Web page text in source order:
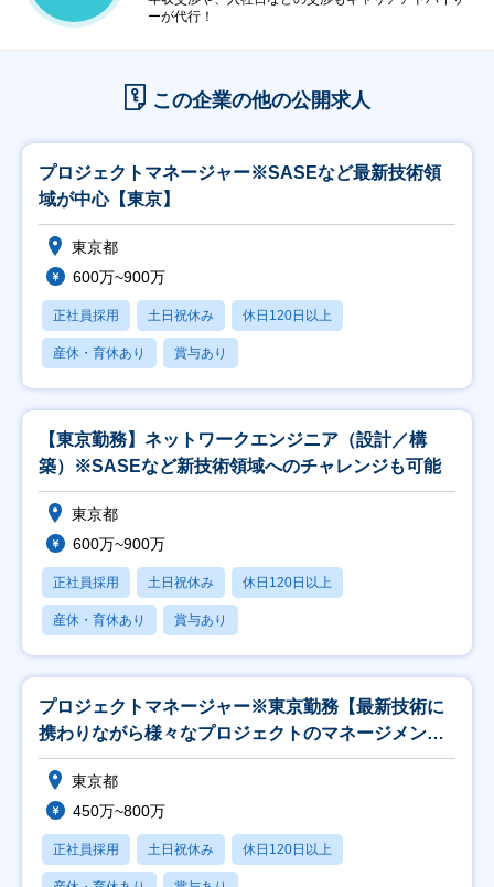
ーが代行！
この企業の他の公開求人
プロジェクトマネージャー※SASEなど最新技術領
域が中心【東京】
東京都
600万~900万
正社員採用 土日祝休み 休日120日以上
産休・育休あり 賞与あり
【東京勤務】ネットワークエンジニア（設計／構
築）※SASEなど新技術領域へのチャレンジも可能
東京都
600万~900万
正社員採用 土日祝休み 休日120日以上
産休・育休あり 賞与あり
プロジェクトマネージャー※東京勤務【最新技術に
携わりながら様々なプロジェクトのマネージメン
ト】
東京都
450万~800万
正社員採用 土日祝休み 休日120日以上